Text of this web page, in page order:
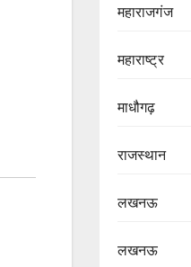
महाराजगंज
महाराष्ट्र
माधौगढ़
राजस्थान
लखनऊ
लखनऊ